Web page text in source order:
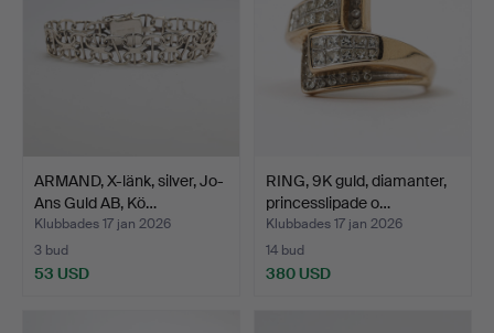
ARMAND, X-länk, silver, Jo-
Ans Guld AB, Kö…
Klubbades 17 jan 2026
3 bud
53 USD
RING, 9K guld, diamanter,
princesslipade o…
Klubbades 17 jan 2026
14 bud
380 USD